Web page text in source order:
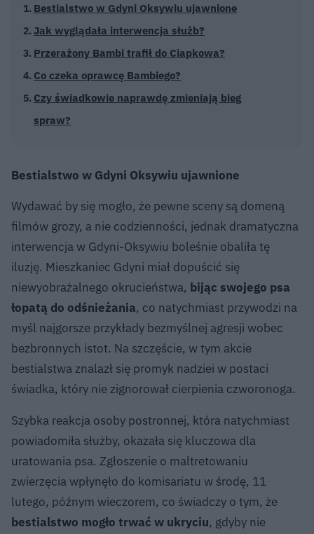
Bestialstwo w Gdyni Oksywiu ujawnione
Jak wyglądała interwencja służb?
Przerażony Bambi trafił do Ciapkowa?
Co czeka oprawcę Bambiego?
Czy świadkowie naprawdę zmieniają bieg
spraw?
Bestialstwo w Gdyni Oksywiu ujawnione
Wydawać by się mogło, że pewne sceny są domeną
filmów grozy, a nie codzienności, jednak dramatyczna
interwencja w Gdyni-Oksywiu boleśnie obaliła tę
iluzję. Mieszkaniec Gdyni miał dopuścić się
niewyobrażalnego okrucieństwa, bijąc swojego psa
łopatą do odśnieżania, co natychmiast przywodzi na
myśl najgorsze przykłady bezmyślnej agresji wobec
bezbronnych istot. Na szczęście, w tym akcie
bestialstwa znalazł się promyk nadziei w postaci
świadka, który nie zignorował cierpienia czworonoga.
Szybka reakcja osoby postronnej, która natychmiast
powiadomiła służby, okazała się kluczowa dla
uratowania psa. Zgłoszenie o maltretowaniu
zwierzęcia wpłynęło do komisariatu w środę, 11
lutego, późnym wieczorem, co świadczy o tym, że
bestialstwo mogło trwać w ukryciu, gdyby nie